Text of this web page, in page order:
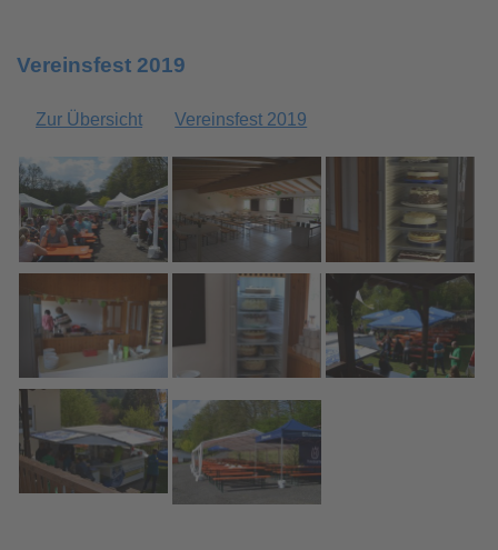
Vereinsfest 2019
Zur Übersicht Vereinsfest 2019